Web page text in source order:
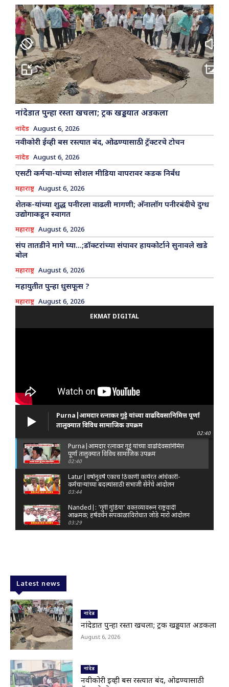
नांदेडात पुन्हा रस्ता खचला; ट्रक खड्डयात अडकला
नांदेड August 6, 2026
नवीकोरी ईव्ही बस रस्त्यात बंद, ओढण्यासाठी ट्रॅक्टरचे टोचन
नांदेड August 6, 2026
एसटी कर्मचा-यांच्या सोशल मीडिया वापरावर कडक निर्बंध
महाराष्ट्र August 6, 2026
शेतक-यांच्या शुद्ध पनीरला वाढली मागणी; अ‍ॅनालॉग पनीरबंदीचे दुग्ध
उद्योगाकडून स्वागत
महाराष्ट्र August 6, 2026
संप तातडीने मागे घ्या…;डॉक्टरांच्या संपावर हायकोर्टाने सुनावले खडे
बोल
महाराष्ट्र August 6, 2026
महायुतीत पुन्हा धुसफूस ?
महाराष्ट्र August 6, 2026
EKMAT DIGITAL
Purna|आमदार रत्नाकर गुट्टे यांच्या वाढदिवसानिमित्त पूर्णा
तालुक्यात विविध सामाजिक उपक्रम
02:40
Purna|आमदार रत्नाकर गुट्टे यांच्या वाढदिवसानिमित्त
पूर्णा तालुक्यात विविध सामाजिक उपक्रम
02:40
Latur|वर्षानुवर्षे एकाच ठिकाणी कार्यरत अधिकारी-
कर्मचाऱ्यांच्या बदल्यांसाठी संभाजी सेनेचे आंदोलन
03:44
Nanded|: 'गुंगी गुडिया' वक्तव्यावरून राष्ट्रवादी
आक्रमक; हर्षवर्धन सपकाळांविरोधात जोडे मारो आंदोलन
03:29
Latur|नांदेड–बिदर महामार्गावरील सिमेंट रस्त्याला मोठ्या
भेगा; अपघाताचा धोका
00:59
Latur|शिवराज पाटील चाकूरकर यांच्या भव्य स्मारकाची
तयारी; चार दिवसांत मोठा निर्णय!
Nanded|धर्मेंद्र प्रधानांच्या राजीनाम्यावर राकेश टिकैतांचे
मोठे वक्तव्य..
01:30
Latest news
नांदेड
नांदेडात पुन्हा रस्ता खचला; ट्रक खड्डयात अडकला
August 6, 2026
नांदेड
नवीकोरी ईव्ही बस रस्त्यात बंद, ओढण्यासाठी